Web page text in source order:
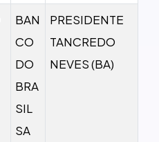
BAN
CO
DO
BRA
SIL
SA
PRESIDENTE
TANCREDO
NEVES (BA)